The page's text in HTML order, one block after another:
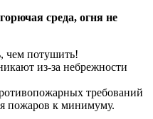
среда, огня не
чем потушить!
из-за небрежности
требований
пожаров к минимуму.